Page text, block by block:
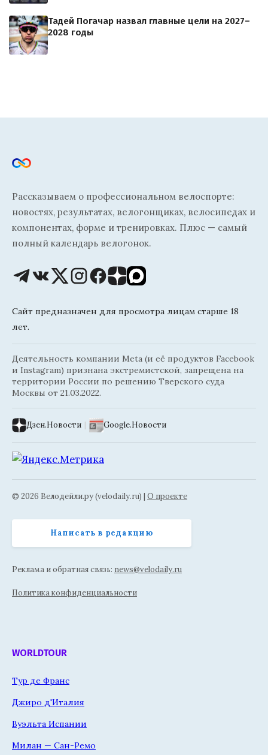
Тадей Погачар назвал главные цели на 2027–
2028 годы
Рассказываем о профессиональном велоспорте:
новостях, результатах, велогонщиках, велосипедах и
компонентах, форме и тренировках. Плюс — самый
полный календарь велогонок.
Сайт предназначен для просмотра лицам старше 18
лет.
Деятельность компании Meta (и её продуктов Facebook
и Instagram) признана экстремистской, запрещена на
территории России по решению Тверского суда
Москвы от 21.03.2022.
Дзен.Новости | Google.Новости
© 2026 Велодейли.ру (velodaily.ru) | О проекте
Написать в редакцию
Реклама и обратная связь: news@velodaily.ru
Политика конфиденциальности
WORLDTOUR
Тур де Франс
Джиро д'Италия
Вуэльта Испании
Милан — Сан-Ремо